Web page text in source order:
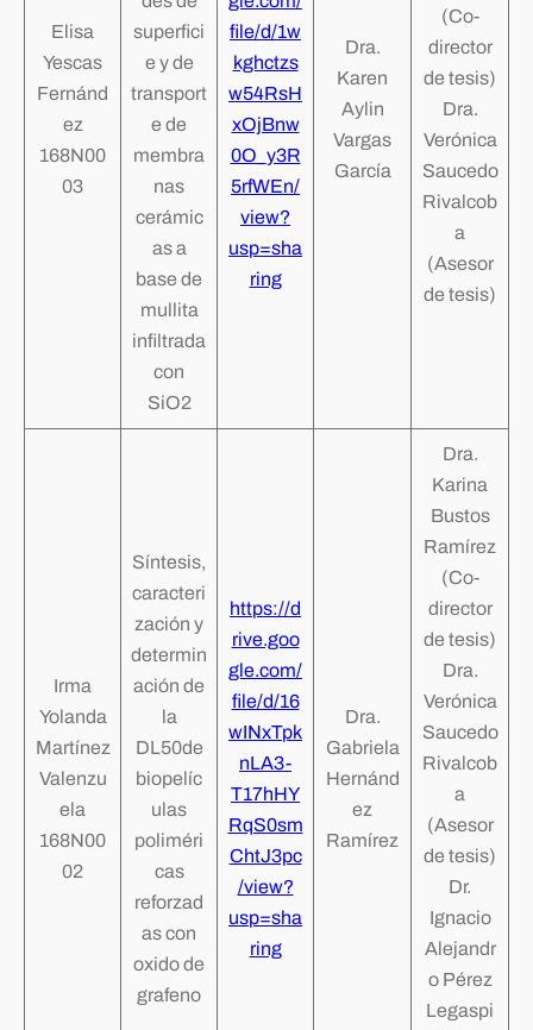
Elisa
Yescas
Fernánd
ez
168N00
03
superfici
e y de
transport
e de
membra
nas
cerámic
as a
base de
mullita
infiltrada
con
SiO2
file/d/1w
kghctzs
w54RsH
xOjBnw
0O_y3R
5rfWEn/
view?
usp=sha
ring
Dra.
Karen
Aylin
Vargas
García
(Co-
director
de tesis)
Dra.
Verónica
Saucedo
Rivalcob
a
(Asesor
de tesis)
Irma
Yolanda
Martínez
Valenzu
ela
168N00
02
Síntesis,
caracteri
zación y
determin
ación de
la
DL50de
biopelíc
ulas
poliméri
cas
reforzad
as con
oxido de
grafeno
https://d
rive.goo
gle.com/
file/d/16
wINxTpk
nLA3-
T17hHY
RqS0sm
ChtJ3pc
/view?
usp=sha
ring
Dra.
Gabriela
Hernánd
ez
Ramírez
Dra.
Karina
Bustos
Ramírez
(Co-
director
de tesis)
Dra.
Verónica
Saucedo
Rivalcob
a
(Asesor
de tesis)
Dr.
Ignacio
Alejandr
o Pérez
Legaspi